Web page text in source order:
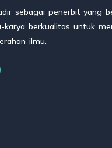
sebagai penerbit yang
karya berkualitas untuk
ilmu.